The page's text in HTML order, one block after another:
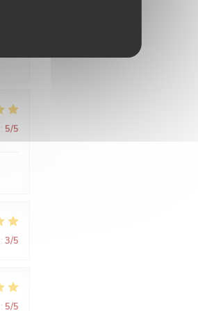
: 5/5
: 3/5
: 5/5